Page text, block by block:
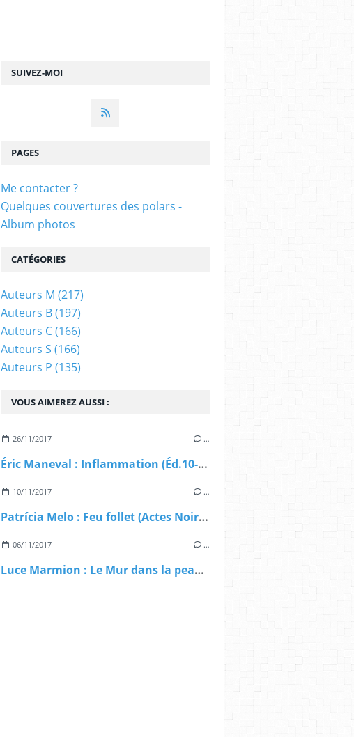
SUIVEZ-MOI
VOUS AIMEREZ AUSSI :
26/11/2017 …
Éric Maneval : Inflammation (Éd.10-18, 2017)
10/11/2017 …
Patrícia Melo : Feu follet (Actes Noirs, 2017)
06/11/2017 …
Luce Marmion : Le Mur dans la peau (Éd.Pavillon Noir, 2017)
PAGES
Me contacter ?
Quelques couvertures des polars -
Album photos
CATÉGORIES
Auteurs M (217)
Auteurs B(197)
Auteurs C(166)
Auteurs S (166)
Auteurs P (135)